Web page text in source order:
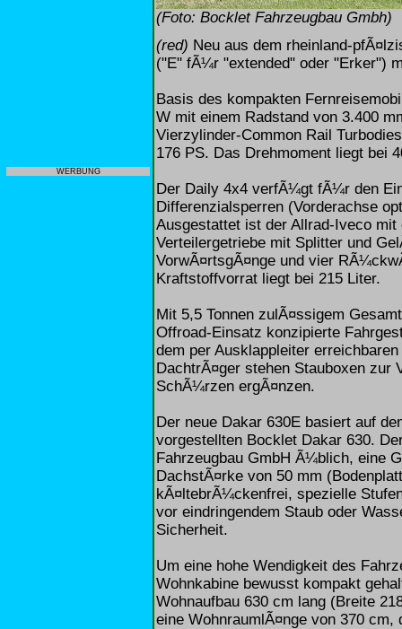
WERBUNG
(Foto: Bocklet Fahrzeugbau Gmbh)
(red) Neu aus dem rheinland-
("E" fÃ¼r "extended" oder "Erker")
Basis des kompakten
W mit einem Radstand von 3.400
Vierzylinder-Common Rail
176 PS. Das Drehmoment liegt bei
Der Daily 4x4 verfÃ¼gt fÃ¼r den
Differenzialsperren (Vorderachse
Ausgestattet ist der Allrad-Iveco
Verteilergetriebe mit Splitter und
VorwÃ¤rtsgÃ¤nge und vier
Kraftstoffvorrat liegt bei 215 Liter.
Mit 5,5 Tonnen zulÃ¤ssigem
Offroad-Einsatz konzipierte
dem per Ausklappleiter
DachtrÃ¤ger stehen Stauboxen zur
SchÃ¼rzen ergÃ¤nzen.
Der neue Dakar 630E basiert auf
vorgestellten Bocklet Dakar 630.
Fahrzeugbau GmbH Ã¼blich, eine
DachstÃ¤rke von 50 mm
kÃ¤ltebrÃ¼ckenfrei, spezielle
vor eindringendem Staub oder
Sicherheit.
Um eine hohe Wendigkeit des
Wohnkabine bewusst kompakt
Wohnaufbau 630 cm lang (Breite
eine WohnraumlÃ¤nge von 370